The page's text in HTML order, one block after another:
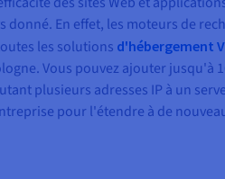
En effet, les moteurs de
les solutions d'hébergement
Vous pouvez ajouter jusqu'à
plusieurs adresses IP à un
pour l'étendre à de